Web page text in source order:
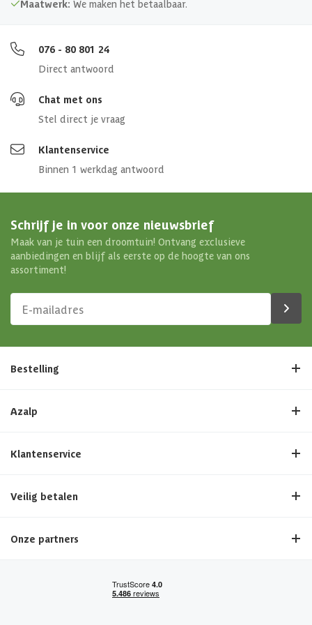
Maatwerk: We maken het betaalbaar.
076 - 80 801 24
Direct antwoord
Chat met ons
Stel direct je vraag
Klantenservice
Binnen 1 werkdag antwoord
Schrijf je in voor onze nieuwsbrief
Maak van je tuin een droomtuin! Ontvang exclusieve
aanbiedingen en blijf als eerste op de hoogte van ons
assortiment!
Bestelling
Azalp
Klantenservice
Veilig betalen
Onze partners